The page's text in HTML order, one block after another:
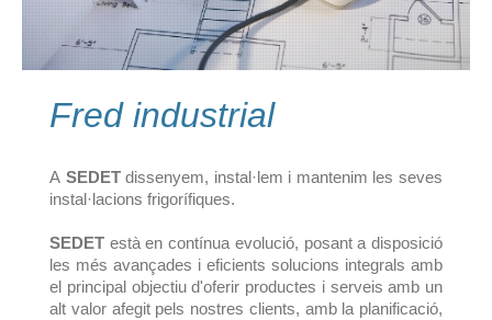
Fred industrial
A SEDETdissenyem, instal·lem i mantenim les seves
instal·lacions frigorífiques.
SEDET està en contínua evolució, posant a disposició
les més avançades i eficients solucions integrals amb
el principal objectiu d'oferir productes i serveis amb un
alt valor afegit pels nostres clients, amb la planificació,